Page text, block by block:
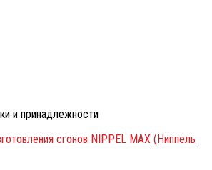
и принадлежности
сгонов NIPPEL MAX (Ниппель